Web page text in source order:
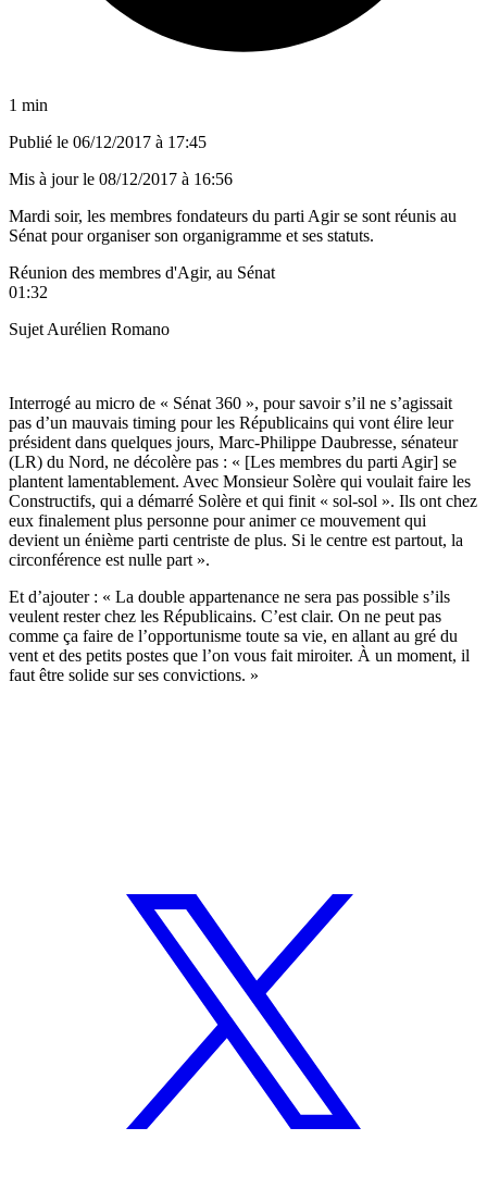
1 min
Publié le 06/12/2017 à 17:45
Mis à jour le 08/12/2017 à 16:56
Mardi soir, les membres fondateurs du parti Agir se sont réunis au
Sénat pour organiser son organigramme et ses statuts.
Réunion des membres d'Agir, au Sénat
01:32
Sujet Aurélien Romano
Interrogé au micro de « Sénat 360 », pour savoir s’il ne s’agissait
pas d’un mauvais timing pour les Républicains qui vont élire leur
président dans quelques jours, Marc-Philippe Daubresse, sénateur
(LR) du Nord, ne décolère pas : « [Les membres du parti Agir] se
plantent lamentablement. Avec Monsieur Solère qui voulait faire les
Constructifs, qui a démarré Solère et qui finit « sol-sol ». Ils ont chez
eux finalement plus personne pour animer ce mouvement qui
devient un énième parti centriste de plus. Si le centre est partout, la
circonférence est nulle part ».
Et d’ajouter : « La double appartenance ne sera pas possible s’ils
veulent rester chez les Républicains. C’est clair. On ne peut pas
comme ça faire de l’opportunisme toute sa vie, en allant au gré du
vent et des petits postes que l’on vous fait miroiter. À un moment, il
faut être solide sur ses convictions. »